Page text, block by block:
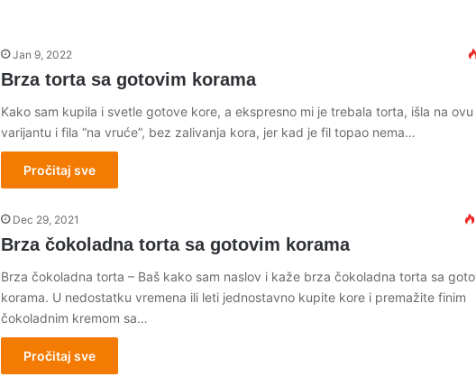
Jan 9, 2022
Brza torta sa gotovim korama
Kako sam kupila i svetle gotove kore, a ekspresno mi je trebala torta, išla na ovu
varijantu i fila “na vruće”, bez zalivanja kora, jer kad je fil topao nema…
Pročitaj sve
Dec 29, 2021
Brza čokoladna torta sa gotovim korama
Brza čokoladna torta – Baš kako sam naslov i kaže brza čokoladna torta sa
korama. U nedostatku vremena ili leti jednostavno kupite kore i premažite finim
čokoladnim kremom sa…
Pročitaj sve